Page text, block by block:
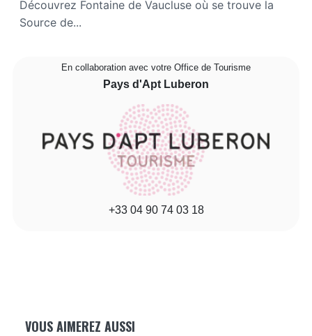
Découvrez Fontaine de Vaucluse où se trouve la
Source de...
En collaboration avec votre Office de Tourisme
Pays d'Apt Luberon
+33 04 90 74 03 18
VOUS AIMEREZ AUSSI